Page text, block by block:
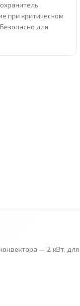
при критическом
для
— 2 кВт,